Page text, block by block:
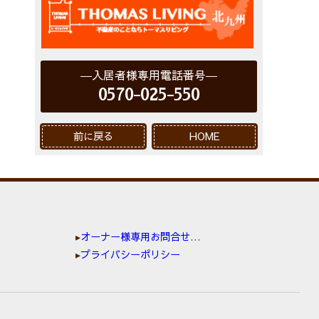
入居者様専用電話番号
0570-025-550
前に戻る HOME
オーナー様専用お問合せ窓口
プライバシーポリシー